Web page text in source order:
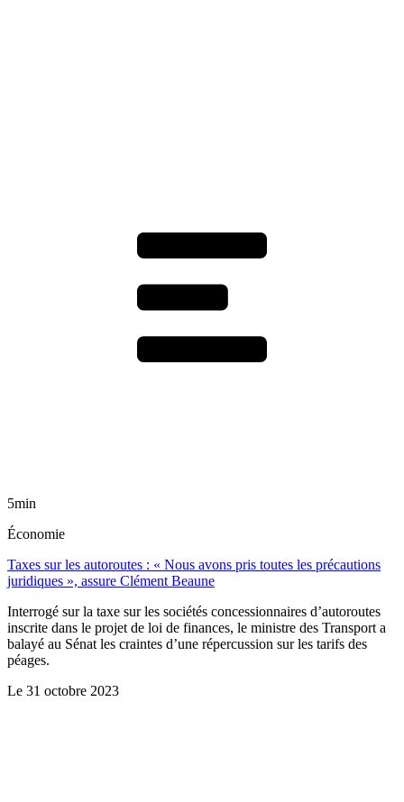
5min
Économie
Taxes sur les autoroutes : « Nous avons pris toutes les précautions
juridiques », assure Clément Beaune
Interrogé sur la taxe sur les sociétés concessionnaires d’autoroutes
inscrite dans le projet de loi de finances, le ministre des Transport a
balayé au Sénat les craintes d’une répercussion sur les tarifs des
péages.
Le 31 octobre 2023